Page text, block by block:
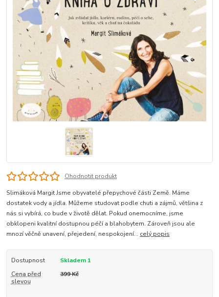
Ohodnotit produkt
Slimáková Margit Jsme obyvatelé přepychové části Země. Máme
dostatek vody a jídla. Můžeme studovat podle chuti a zájmů, většina z
nás si vybírá, co bude v životě dělat. Pokud onemocníme, jsme
obklopeni kvalitní dostupnou péčí a blahobytem. Zároveň jsou ale
mnozí věčně unavení, přejedení, nespokojení... celý popis
Dostupnost
Skladem 1
Cena před
slevou
399 Kč